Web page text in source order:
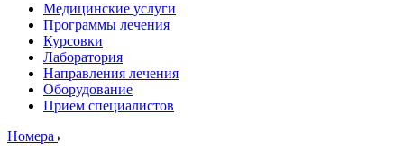
Медицинские услуги
Программы лечения
Курсовки
Лаборатория
Направления лечения
Оборудование
Прием специалистов
Номера